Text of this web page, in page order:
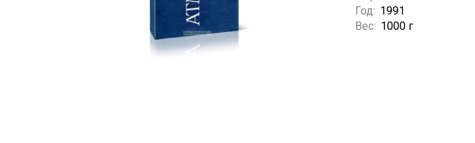
Год: 1991
Вес: 1000 г